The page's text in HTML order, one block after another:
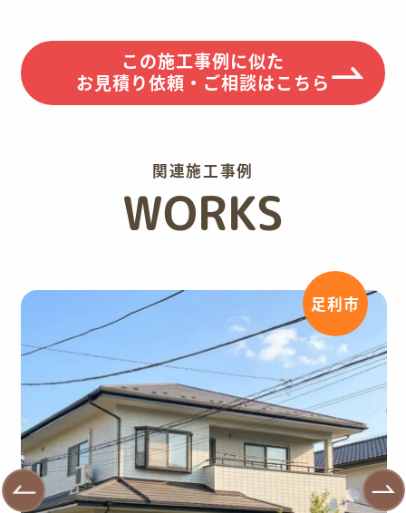
この施工事例に似た
お見積り依頼・ご相談はこちら
関連施工事例
WORKS
足利市